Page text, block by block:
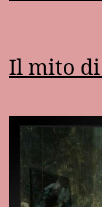
Il mito